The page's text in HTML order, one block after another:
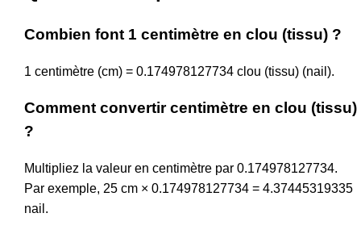
Combien font 1 centimètre en clou (tissu) ?
1 centimètre (cm) = 0.174978127734 clou (tissu) (nail).
Comment convertir centimètre en clou (tissu)
?
Multipliez la valeur en centimètre par 0.174978127734.
Par exemple, 25 cm × 0.174978127734 = 4.37445319335
nail.